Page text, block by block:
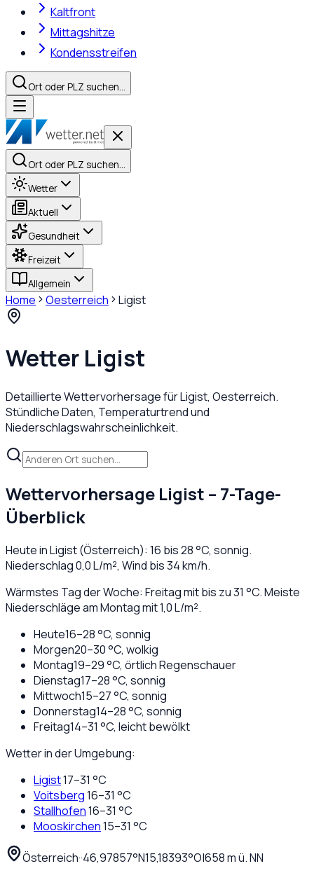
Kaltfront
Mittagshitze
Kondensstreifen
Ort oder PLZ suchen…
Ort oder PLZ suchen…
Wetter
Aktuell
Gesundheit
Freizeit
Allgemein
Home Oesterreich Ligist
Wetter Ligist
Detaillierte Wettervorhersage fürLigist, Oesterreich.
Stündliche Daten, Temperaturtrend und
Niederschlagswahrscheinlichkeit.
Wettervorhersage Ligist – 7-Tage-
Überblick
Heute inLigist(Österreich): 16 bis28°C, sonnig.
Niederschlag0,0L/m², Wind bis34km/h.
Wärmstes Tag der Woche: Freitag mit bis zu 31 °C. Meiste
Niederschläge am Montag mit 1,0 L/m².
Heute16–28°C, sonnig
Morgen20–30°C, wolkig
Montag19–29°C, örtlich Regenschauer
Dienstag17–28°C, sonnig
Mittwoch15–27°C, sonnig
Donnerstag14–28°C, sonnig
Freitag14–31 °C, leicht bewölkt
Wetter in der Umgebung:
Ligist17–31 °C
Voitsberg16–31 °C
Stallhofen16–31 °C
Mooskirchen15–31 °C
Österreich··46,97857°N15,18393°O|658m ü. NN